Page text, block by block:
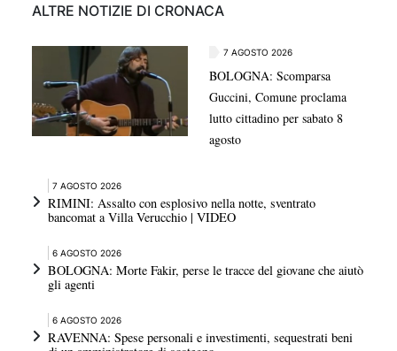
ALTRE NOTIZIE DI CRONACA
7 AGOSTO 2026
BOLOGNA: Scomparsa
Guccini, Comune proclama
lutto cittadino per sabato 8
agosto
7 AGOSTO 2026
RIMINI: Assalto con esplosivo nella notte, sventrato
bancomat a Villa Verucchio | VIDEO
6 AGOSTO 2026
BOLOGNA: Morte Fakir, perse le tracce del giovane che aiutò
gli agenti
6 AGOSTO 2026
RAVENNA: Spese personali e investimenti, sequestrati beni